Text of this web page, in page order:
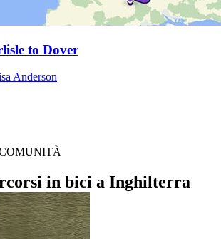
to Dover
Anderson
in bici a Inghilterra